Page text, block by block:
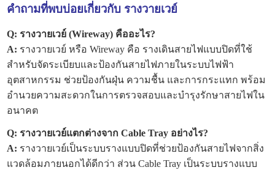
คำถามที่พบบ่อยเกี่ยวกับ รางวายเวย์
Q: รางวายเวย์ (Wireway) คืออะไร?
A: รางวายเวย์ หรือ Wireway คือ รางเดินสายไฟแบบปิดที่ใช้
สำหรับจัดระเบียบและป้องกันสายไฟภายในระบบไฟฟ้า
อุตสาหกรรม ช่วยป้องกันฝุ่น ความชื้น และการกระแทก พร้อม
อำนวยความสะดวกในการตรวจสอบและบำรุงรักษาสายไฟใน
อนาคต
Q: รางวายเวย์แตกต่างจาก Cable Tray อย่างไร?
A: รางวายเวย์เป็นระบบรางแบบปิดที่ช่วยป้องกันสายไฟจากสิ่ง
แวดล้อมภายนอกได้ดีกว่า ส่วน Cable Tray เป็นระบบรางแบบ